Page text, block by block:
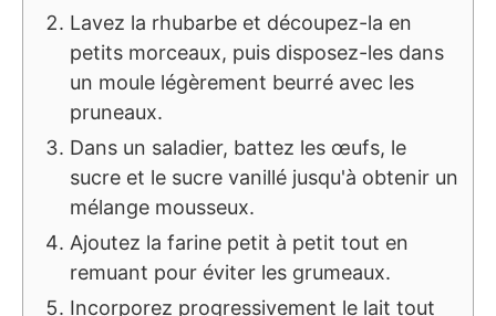
Lavez la rhubarbe et découpez-la en
petits morceaux, puis disposez-les dans
un moule légèrement beurré avec les
pruneaux.
Dans un saladier, battez les œufs, le
sucre et le sucre vanillé jusqu'à obtenir un
mélange mousseux.
Ajoutez la farine petit à petit tout en
remuant pour éviter les grumeaux.
Incorporez progressivement le lait tout